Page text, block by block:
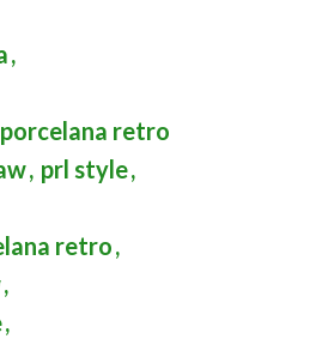
,
porcelana retro
, prl style,
retro,
,
,